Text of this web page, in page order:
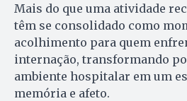
Mais do que uma atividade
têm se consolidado como
acolhimento para quem
internação, transformando
ambiente hospitalar em um
memória e afeto.